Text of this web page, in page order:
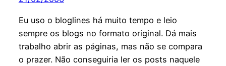
Eu uso o bloglines há muito tempo e leio
sempre os blogs no formato original. Dá mais
trabalho abrir as páginas, mas não se compara
o prazer. Não conseguiria ler os posts naquele